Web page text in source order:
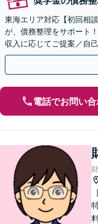
東海エリア対応【初回相
が、債務整理をサポート
収入に応じてご提案／自
関するご相談も可能【完
電話でお問い合